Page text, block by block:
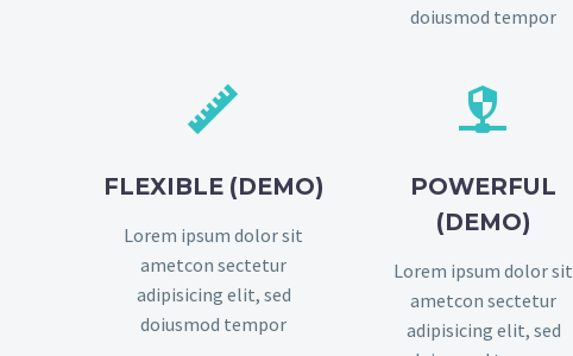
doiusmod tempor


FLEXIBLE (DEMO)
Lorem ipsum dolor sit
ametcon sectetur
adipisicing elit, sed
doiusmod tempor


POWERFUL
(DEMO)
Lorem ipsum dolor sit
ametcon sectetur
adipisicing elit, sed